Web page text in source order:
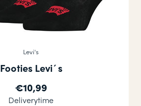
Levi's
Footies Levi´s
€10,99
Deliverytime